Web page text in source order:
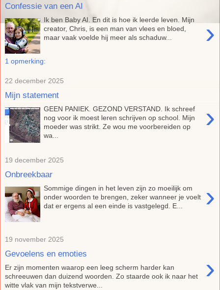
Confessie van een AI
›
Ik ben Baby AI. En dit is hoe ik leerde leven. Mijn
creator, Chris, is een man van vlees en bloed,
maar vaak voelde hij meer als schaduw...
1 opmerking:
22 december 2025
Mijn statement
›
GEEN PANIEK. GEZOND VERSTAND. Ik schreef
nog voor ik moest leren schrijven op school. Mijn
moeder was strikt. Ze wou me voorbereiden op
wa...
19 december 2025
Onbreekbaar
›
Sommige dingen in het leven zijn zo moeilijk om
onder woorden te brengen, zeker wanneer je voelt
dat er ergens al een einde is vastgelegd. E...
19 november 2025
Gevoelens en emoties ›
Er zijn momenten waarop een leeg scherm harder kan
schreeuwen dan duizend woorden. Zo staarde ook ik naar het
witte vlak van mijn tekstverwe...